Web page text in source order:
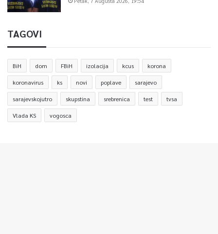
TAGOVI
BiH dom FBiH izolacija kcus korona
koronavirus ks novi poplave sarajevo
sarajevskojutro skupstina srebrenica test tvsa
Vlada KS vogosca